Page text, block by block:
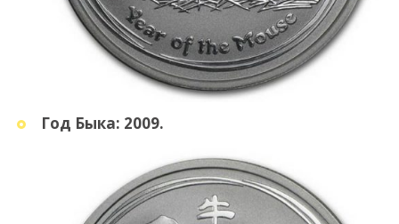
Год Быка: 2009.